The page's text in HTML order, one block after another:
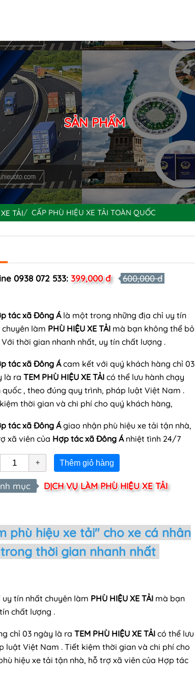
SẢN PHẨM
TẢI CẤP PHÙ HIỆU XE TẢI TOÀN QUỐC
0938 072 533: 399,000 đ 600,000 đ
tác xã Đông Á là một trong những địa chỉ uy tín
chuyên làm PHÙ HIỆU XE TẢI mà bạn không thể bỏ
thời gian nhanh nhất, uy tín chất lượng .
tác xã Đông Ácam kết với quý khách hàng chỉ 03
là ra TEM PHÙ HIỆU XE TẢI có thể lưu hành chạy
, theo đúng quy trình, pháp luật Việt Nam .
thời gian và chi phí cho quý khách hàng,
tác xã Đông Ágiao nhận phù hiệu xe tải tận nhà,
xã viên của Hợp tác xã Đông Á nhiệt tình 24/7
Thêm giỏ hàng
mục DỊCH VỤ LÀM PHÙ HIỆU XE TẢI
phù hiệu xe tải" cho xe cá nhân
thời gian nhanh nhất
tín nhất chuyên làm PHÙ HIỆU XE TẢI mà bạn
chất lượng .
chỉ 03 ngày là ra TEM PHÙ HIỆU XE TẢI có thể lưu
luật Việt Nam . Tiết kiệm thời gian và chi phí cho
hiệu xe tải tận nhà, hỗ trợ xã viên của Hợp tác